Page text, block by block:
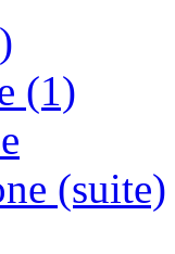
(1)
(suite)